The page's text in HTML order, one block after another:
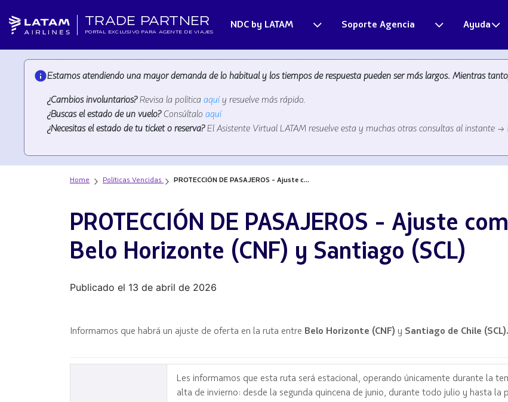
TRADE PARTNER
PORTAL EXCLUSIVO PARA AGENTE DE VIAJES
NDC by LATAM Soporte Agencia Ayuda
Estamos atendiendo una mayor demanda de lo habitual y los tiempos de respuesta pueden ser más largos. Mientras
¿Cambios involuntarios?Revisa la política aquí y resuelve más rápido.
¿Buscas el estado de un vuelo?Consúltalo aquí
¿Necesitas el estado de tu ticket o reserva?El Asistente Virtual LATAM resuelve esta y muchas otras consultas al instante →
Home Políticas Vencidas PROTECCIÓN DE PASAJEROS - Ajuste c...
PROTECCIÓN DE PASAJEROS - Ajuste
Belo Horizonte (CNF) y Santiago (SCL)
Publicado el 13 de abril de 2026
Informamos que habrá un ajuste de oferta en la ruta entre Belo Horizonte (CNF) y Santiago de Chile (SCL).
Les informamos que esta ruta será estacional, operando únicamente durante la
alta de invierno: desde la segunda quincena de junio, durante todo julio y hasta la